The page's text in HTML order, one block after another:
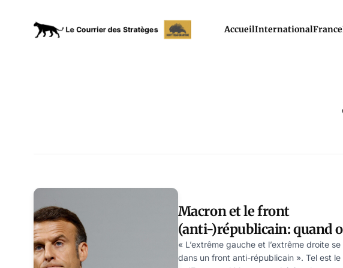
AccueilInternationalFrance
Macron et le front
(anti-)républicain: quand
trop avec les mots, ils se
« L’extrême gauche et l’extrême droite
dans un front anti-républicain ». Tel est le